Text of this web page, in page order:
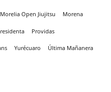
Morelia Open Jiujitsu Morena
Providas
Yurécuaro Última Mañanera